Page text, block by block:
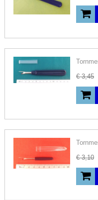
€ 3,45
€ 3,10